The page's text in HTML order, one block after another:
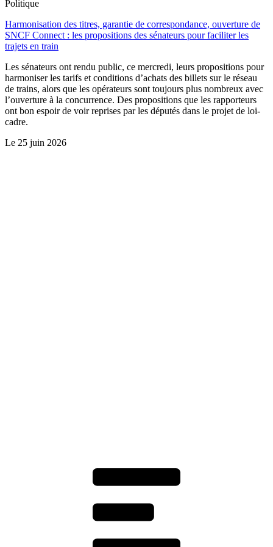
Politique
Harmonisation des titres, garantie de correspondance, ouverture de
SNCF Connect : les propositions des sénateurs pour faciliter les
trajets en train
Les sénateurs ont rendu public, ce mercredi, leurs propositions pour
harmoniser les tarifs et conditions d’achats des billets sur le réseau
de trains, alors que les opérateurs sont toujours plus nombreux avec
l’ouverture à la concurrence. Des propositions que les rapporteurs
ont bon espoir de voir reprises par les députés dans le projet de loi-
cadre.
Le 25 juin 2026